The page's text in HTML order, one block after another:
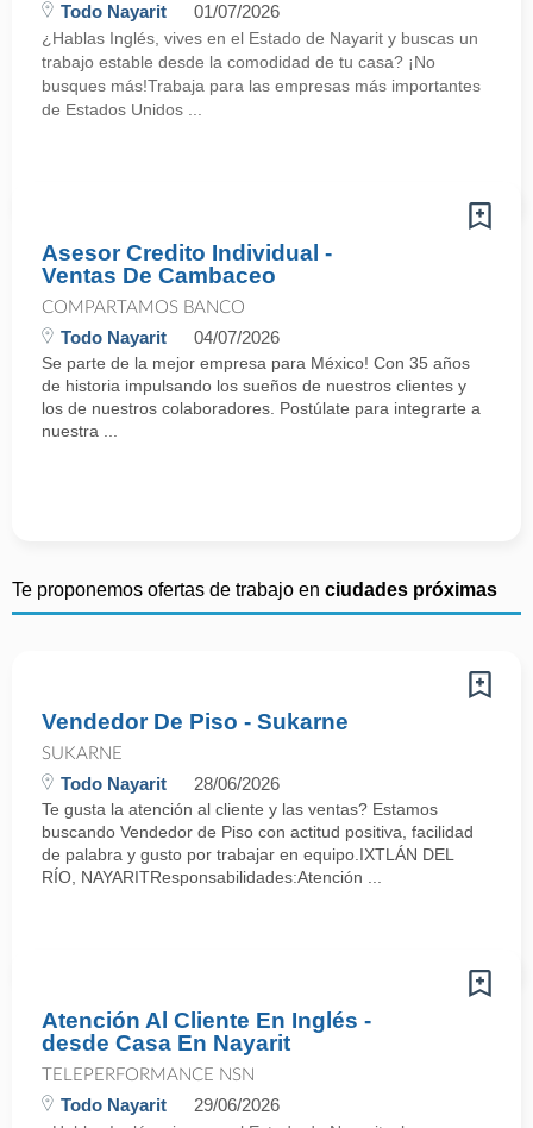
Todo Nayarit 01/07/2026
¿Hablas Inglés, vives en el Estado de Nayarit y buscas un
trabajo estable desde la comodidad de tu casa? ¡No
busques más!Trabaja para las empresas más importantes
de Estados Unidos ...
Asesor Credito Individual -
Ventas De Cambaceo
COMPARTAMOS BANCO
Todo Nayarit 04/07/2026
Se parte de la mejor empresa para México! Con 35 años
de historia impulsando los sueños de nuestros clientes y
los de nuestros colaboradores. Postúlate para integrarte a
nuestra ...
Te proponemos ofertas de trabajo en ciudades próximas
Vendedor De Piso - Sukarne
SUKARNE
Todo Nayarit 28/06/2026
Te gusta la atención al cliente y las ventas? Estamos
buscando Vendedor de Piso con actitud positiva, facilidad
de palabra y gusto por trabajar en equipo.IXTLÁN DEL
RÍO, NAYARITResponsabilidades:Atención ...
Atención Al Cliente En Inglés -
desde Casa En Nayarit
TELEPERFORMANCE NSN
Todo Nayarit 29/06/2026